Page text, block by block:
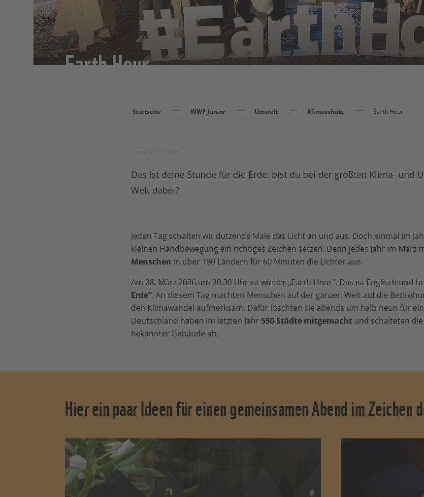
Earth Hour
Startseite WWF Junior Umwelt Klimaschutz Earth Hour
Das ist deine Stunde für die Erde: bist du bei der größten Klima- und
Welt dabei?
Jeden Tag schalten wir dutzende Male das Licht an und aus. Doch einmal im
kleinen Handbewegung ein richtiges Zeichen setzen. Denn jedes Jahr im März
Menschen in über 180 Ländern für 60 Minuten die Lichter aus.
Am 28. März 2026 um 20.30 Uhr ist wieder „Earth Hour“. Das ist Englisch und
Erde“. An diesem Tag machten Menschen auf der ganzen Welt auf die
den Klimawandel aufmerksam. Dafür löschten sie abends um halb neun für
Deutschland haben im letzten Jahr 550 Städte mitgemachtund schalteten
bekannter Gebäude ab.
Hier ein paar Ideen für einen gemeinsamen Abend im Zeichen